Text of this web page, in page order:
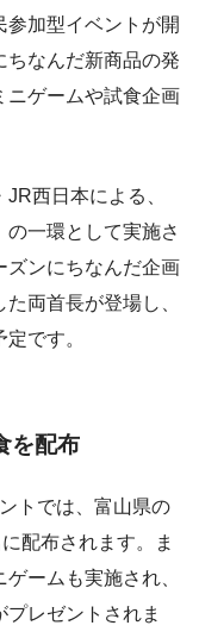
加型イベントが開
ちなんだ新商品の発
ニゲームや試食企画
西日本による、
の一環として実施さ
ズンにちなんだ企画
両首長が登場し、
です。
を配布
トでは、富山県の
配布されます。ま
ームも実施され、
レゼントされま